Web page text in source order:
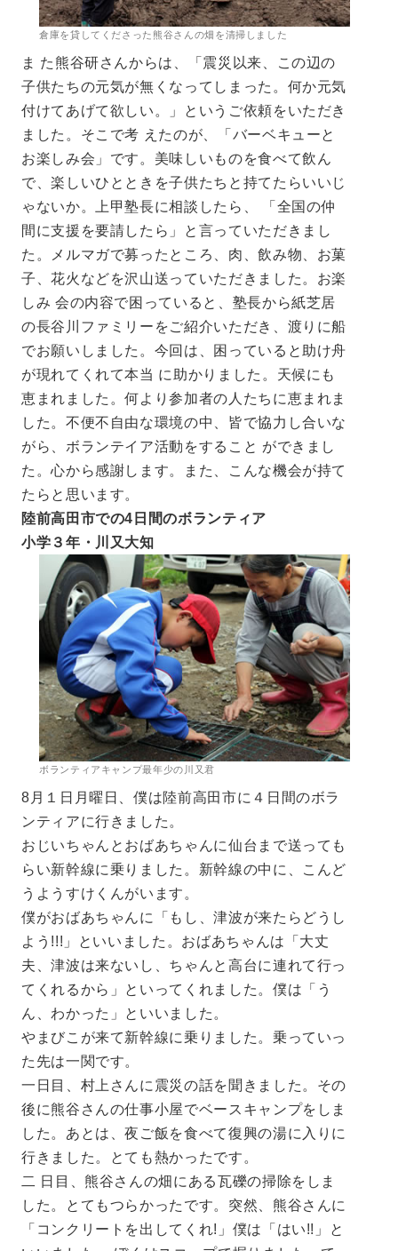
倉庫を貸してくださった熊谷さんの畑を清掃しました
ま た熊谷研さんからは、「震災以来、この辺の
子供たちの元気が無くなってしまった。何か元気
付けてあげて欲しい。」というご依頼をいただき
ました。そこで考 えたのが、「バーベキューと
お楽しみ会」です。美味しいものを食べて飲ん
で、楽しいひとときを子供たちと持てたらいいじ
ゃないか。上甲塾長に相談したら、 「全国の仲
間に支援を要請したら」と言っていただきまし
た。メルマガで募ったところ、肉、飲み物、お菓
子、花火などを沢山送っていただきました。お楽
しみ 会の内容で困っていると、塾長から紙芝居
の長谷川ファミリーをご紹介いただき、渡りに船
でお願いしました。今回は、困っていると助け舟
が現れてくれて本当 に助かりました。天候にも
恵まれました。何より参加者の人たちに恵まれま
した。不便不自由な環境の中、皆で協力し合いな
がら、ボランテイア活動をすること ができまし
た。心から感謝します。また、こんな機会が持て
たらと思います。
陸前高田市での4日間のボランティア
小学３年・川又大知
ボランティアキャンプ最年少の川又君
8月１日月曜日、僕は陸前高田市に４日間のボラ
ンティアに行きました。
おじいちゃんとおばあちゃんに仙台まで送っても
らい新幹線に乗りました。新幹線の中に、こんど
うようすけくんがいます。
僕がおばあちゃんに「もし、津波が来たらどうし
よう!!!」といいました。おばあちゃんは「大丈
夫、津波は来ないし、ちゃんと高台に連れて行っ
てくれるから」といってくれました。僕は「う
ん、わかった」といいました。
やまびこが来て新幹線に乗りました。乗っていっ
た先は一関です。
一日目、村上さんに震災の話を聞きました。その
後に熊谷さんの仕事小屋でベースキャンプをしま
した。あとは、夜ご飯を食べて復興の湯に入りに
行きました。とても熱かったです。
二 日目、熊谷さんの畑にある瓦礫の掃除をしま
した。とてもつらかったです。突然、熊谷さんに
「コンクリートを出してくれ!」僕は「はい!!」と